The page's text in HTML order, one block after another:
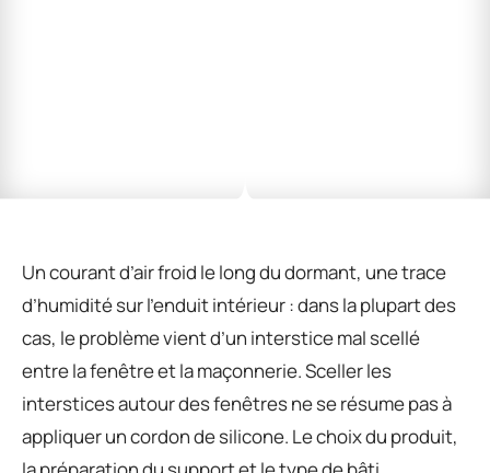
Un courant d’air froid le long du dormant, une trace
d’humidité sur l’enduit intérieur : dans la plupart des
cas, le problème vient d’un interstice mal scellé
entre la fenêtre et la maçonnerie. Sceller les
interstices autour des fenêtres ne se résume pas à
appliquer un cordon de silicone. Le choix du produit,